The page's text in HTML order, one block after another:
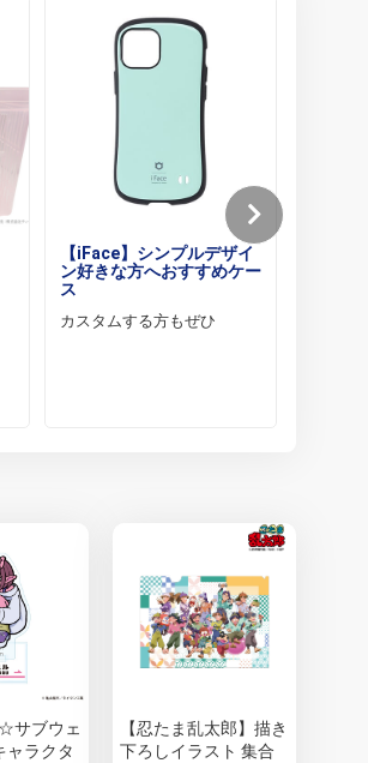
【iFace】シンプルデザイ
ン好きな方へおすすめケー
ス
カスタムする方もぜひ
☆サブウェ
ャラクタ
【忍たま乱太郎】描き
下ろしイラスト 集合